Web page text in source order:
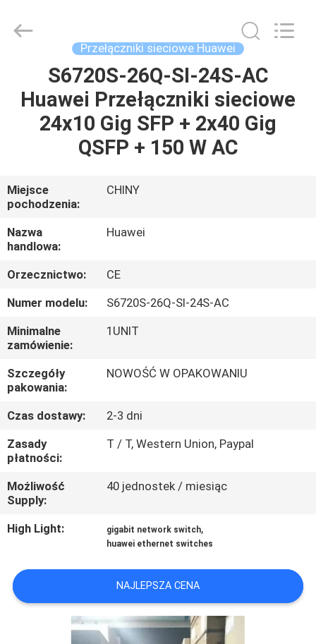
DOMU
PRODUKTY
FILMY
O
NAS
WYCIECZKA
PO
FABRYCE
KONTROLA
JAKOŚCI
SKONTAKTUJ
SIĘ
NAMI
NOWOŚCI
SPRAWY
Przełączniki sieciowe Huawei
S6720S-26Q-SI-24S-AC
Huawei Przełączniki sieciowe
24x10 Gig SFP + 2x40 Gig
QSFP + 150 W AC
Miejsce
pochodzenia:
CHINY
Nazwa
handlowa:
Huawei
Orzecznictwo:
CE
Numer modelu:
S6720S-26Q-SI-24S-AC
Minimalne
zamówienie:
1UNIT
Szczegóły
pakowania:
NOWOŚĆ W OPAKOWANIU
Czas dostawy:
2-3 dni
Zasady
płatności:
T / T, Western Union, Paypal
Możliwość
Supply:
40 jednostek / miesiąc
High Light: gigabit network switch,
huawei ethernet switches
NAJLEPSZA CENA